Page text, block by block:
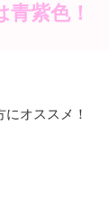
紫色！
オススメ！